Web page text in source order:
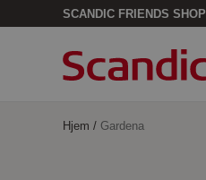
SCANDIC FRIENDS SHOP
Hjem / Gardena